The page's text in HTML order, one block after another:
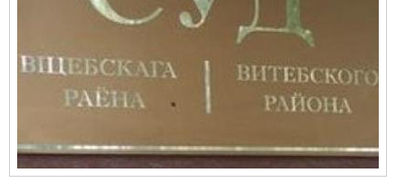
Сьмяротнае пакараньне
Правы працоўных